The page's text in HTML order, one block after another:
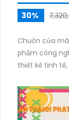
30%
Chuôn cửa
phẩm công
thiết kế tinh
web, cho
thông qua
máy, cho phép